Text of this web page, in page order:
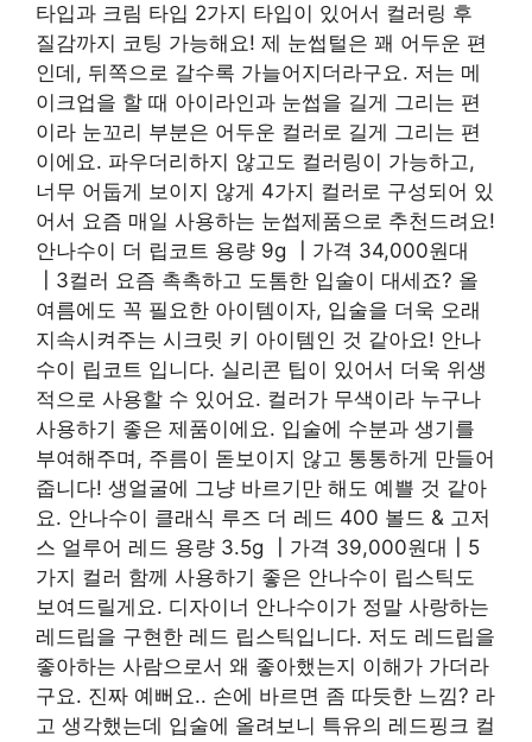
타입과 크림 타입 2가지 타입이 있어서 컬러링 후
질감까지 코팅 가능해요! 제 눈썹털은 꽤 어두운 편
인데, 뒤쪽으로 갈수록 가늘어지더라구요. 저는 메
이크업을 할 때 아이라인과 눈썹을 길게 그리는 편
이라 눈꼬리 부분은 어두운 컬러로 길게 그리는 편
이에요. 파우더리하지 않고도 컬러링이 가능하고,
너무 어둡게 보이지 않게 4가지 컬러로 구성되어 있
어서 요즘 매일 사용하는 눈썹제품으로 추천드려요!
안나수이 더 립코트 용량 9g ┃가격 34,000원대
┃3컬러 요즘 촉촉하고 도톰한 입술이 대세죠? 올
여름에도 꼭 필요한 아이템이자, 입술을 더욱 오래
지속시켜주는 시크릿 키 아이템인 것 같아요! 안나
수이 립코트 입니다. 실리콘 팁이 있어서 더욱 위생
적으로 사용할 수 있어요. 컬러가 무색이라 누구나
사용하기 좋은 제품이에요. 입술에 수분과 생기를
부여해주며, 주름이 돋보이지 않고 통통하게 만들어
줍니다! 생얼굴에 그냥 바르기만 해도 예쁠 것 같아
요. 안나수이 클래식 루즈 더 레드 400 볼드 & 고저
스 얼루어 레드 용량 3.5g ┃가격 39,000원대┃5
가지 컬러 함께 사용하기 좋은 안나수이 립스틱도
보여드릴게요. 디자이너 안나수이가 정말 사랑하는
레드립을 구현한 레드 립스틱입니다. 저도 레드립을
좋아하는 사람으로서 왜 좋아했는지 이해가 가더라
구요. 진짜 예뻐요.. 손에 바르면 좀 따듯한 느낌? 라
고 생각했는데 입술에 올려보니 특유의 레드핑크 컬